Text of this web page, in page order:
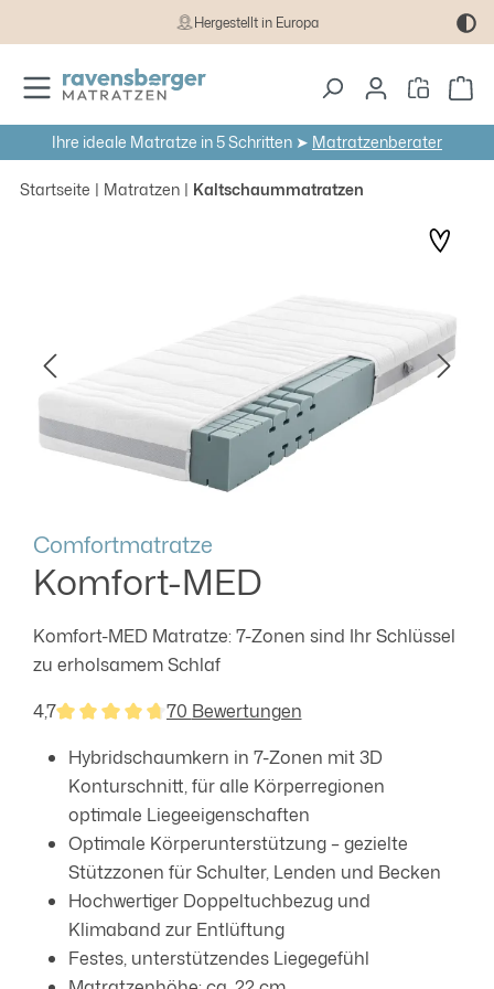
Zum Hauptinhalt springenHergestellt in Europa
Ihre ideale Matratze in 5 Schritten ➤ Matratzenberater
Startseite Matratzen Kaltschaummatratzen
Comfortmatratze
Komfort-MED
Komfort-MED Matratze: 7-Zonen sind Ihr Schlüssel
zu erholsamem Schlaf
4,7
70 Bewertungen
Hybridschaumkern in 7-Zonen mit 3D
Konturschnitt, für alle Körperregionen
optimale Liegeeigenschaften
Optimale Körperunterstützung – gezielte
Stützzonen für Schulter, Lenden und Becken
Hochwertiger Doppeltuchbezug und
Klimaband zur Entlüftung
Festes, unterstützendes Liegegefühl